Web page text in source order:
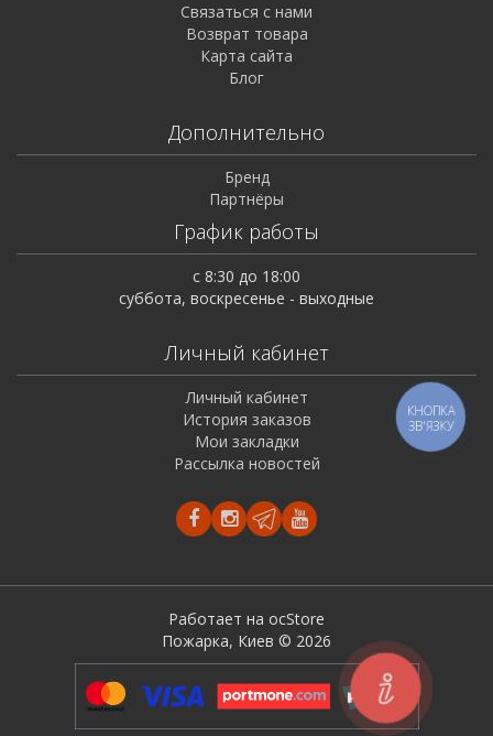
Связаться с нами
Возврат товара
Карта сайта
Блог
Дополнительно
Бренд
Партнёры
График работы
с 8:30 до 18:00
суббота, воскресенье - выходные
Личный кабинет
Личный кабинет
История заказов
Мои закладки
Рассылка новостей
Работает на ocStore
Пожарка, Киев © 2026
КНОПКА
ЗВ'ЯЗКУ